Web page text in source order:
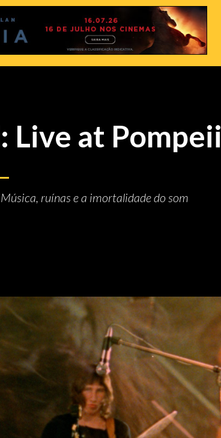
Live at Pompeii
ruínas e a imortalidade do som